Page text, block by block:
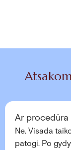
Ar procedūra
Ne. Visada
patogi. Po